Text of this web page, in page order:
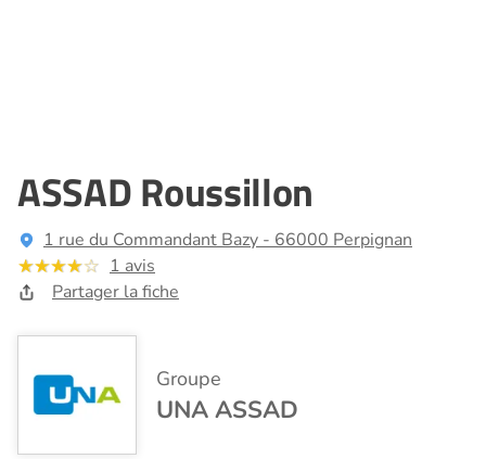
ASSAD Roussillon
1 rue du Commandant Bazy - 66000 Perpignan
1 avis
Partager la fiche
Groupe
UNA ASSAD